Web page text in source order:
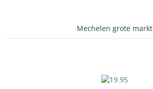
Mechelen grote markt